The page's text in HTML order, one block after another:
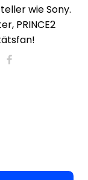
wie Sony.
PRINCE2
newnewnew
Opens